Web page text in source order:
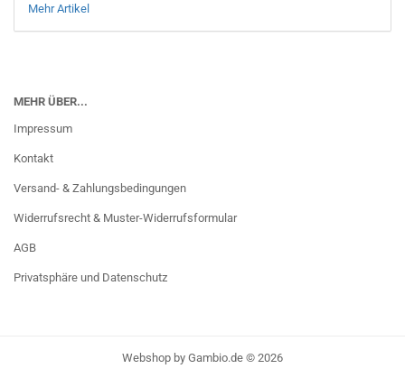
Mehr Artikel
MEHR ÜBER...
Impressum
Kontakt
Versand- & Zahlungsbedingungen
Widerrufsrecht & Muster-Widerrufsformular
AGB
Privatsphäre und Datenschutz
Webshop by Gambio.de © 2026